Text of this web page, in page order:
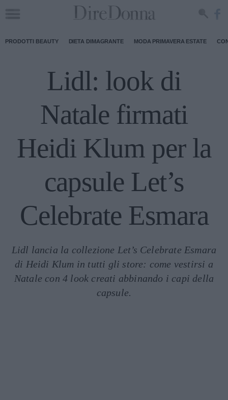
PRODOTTI BEAUTY DIETA DIMAGRANTE MODA PRIMAVERA ESTATE
Lidl: look di
Natale firmati
Heidi Klum per la
capsule Let’s
Celebrate Esmara
Lidl lancia la collezione Let’s Celebrate Esmara
di Heidi Klum in tutti gli store: come vestirsi a
Natale con 4 look creati abbinando i capi della
capsule.